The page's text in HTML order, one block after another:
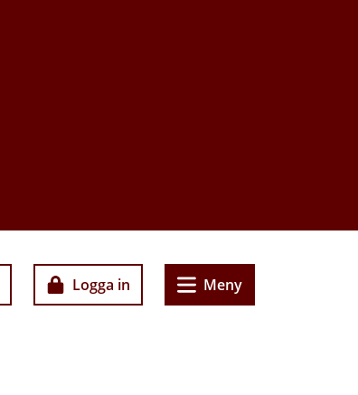
Logga in Meny